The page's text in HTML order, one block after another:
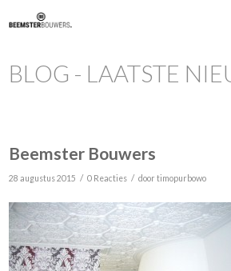
BLOG - LAATSTE
Beemster Bouwers
28 augustus 2015 / 0 Reacties / doortimopurbowo